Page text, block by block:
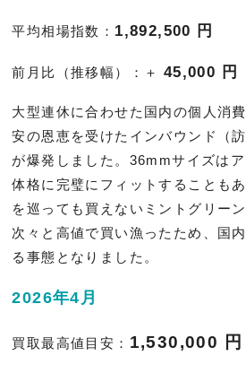
平均相場指数： 1,892,500 円
前月比（推移幅）：＋ 45,000 円
大型連休に合わせた国内の個人消
安の恩恵を受けたインバウンド（
が爆発しました。36mmサイズは
体格に完璧にフィットすることも
を巡っても買えないミントグリー
次々と高値で買い漁ったため、国
る事態となりました。
2026年4月
買取最高値目安： 1,530,000